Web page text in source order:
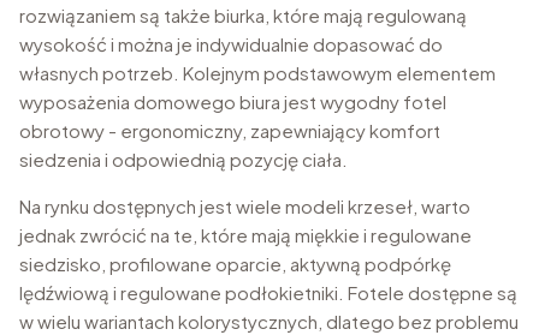
rozwiązaniem są także biurka, które mają regulowaną
wysokość i można je indywidualnie dopasować do
własnych potrzeb. Kolejnym podstawowym elementem
wyposażenia domowego biura jest wygodny fotel
obrotowy - ergonomiczny, zapewniający komfort
siedzenia i odpowiednią pozycję ciała.
Na rynku dostępnych jest wiele modeli krzeseł, warto
jednak zwrócić na te, które mają miękkie i regulowane
siedzisko, profilowane oparcie, aktywną podpórkę
lędźwiową i regulowane podłokietniki. Fotele dostępne są
w wielu wariantach kolorystycznych, dlatego bez problemu